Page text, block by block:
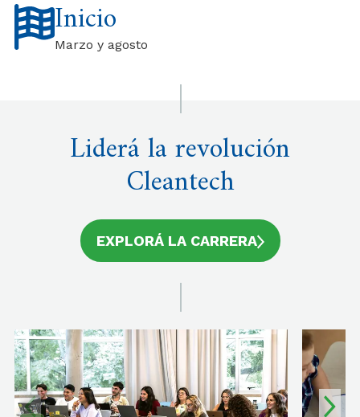
Inicio
Marzo y agosto
Liderá la revolución
Cleantech
EXPLORÁ LA CARRERA